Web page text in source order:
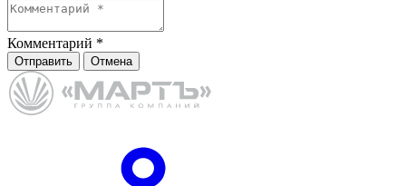
Комментарий *
Отправить Отмена